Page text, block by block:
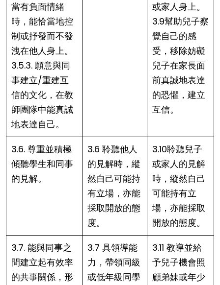
當有負面情緒
時，能恰當地控
制或抒發而不發
洩在他人身上。
3.5.3. 願意與同
事建立/重建互
信的文化，在教
師團隊中能真誠
地表達自己。
或家人身上。
3.9幫助兒子察
覺自己的感
受，移除妨礙
兒子在家長面
前真誠地表達
的恐懼，建立
互信。
3.6. 尊重並積極
傾聽學生和同事
的見解。
3.6 聆聽他人
的見解時，縱
然自己可能持
有立場，亦能
採取開放的態
度。
3.10聆聽兒子
或家人的見解
時，縱然自己
可能持有立
場，亦能採取
開放的態度。
3.7. 能與同事之
間建立起有效率
的共事關係，形
3.7 具領導能
力，帶領同級
或低年級同學
3.11 教導並給
予兒子機會照
顧弟妹或年少